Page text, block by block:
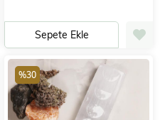
Sepete Ekle
%30